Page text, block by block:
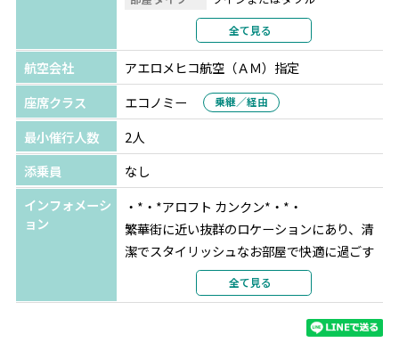
2名1室利用
部屋カテゴリ
指定なし
全て見る
航空会社
アエロメヒコ航空（ＡＭ）指定
座席クラス
エコノミー 乗継／経由
最小催行人数
2人
添乗員
なし
インフォメーシ
ョン
・*・*アロフト カンクン*・*・
繁華街に近い抜群のロケーションにあり、清
潔でスタイリッシュなお部屋で快適に過ごす
ことができます。ホテル周辺には有名なタコ
スのお店をはじめ多くのレストランがあるの
で、ローカルなお店で食事を楽しみたい方に
全て見る